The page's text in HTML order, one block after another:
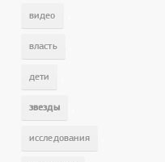
видео
власть
дети
звезды
исследования